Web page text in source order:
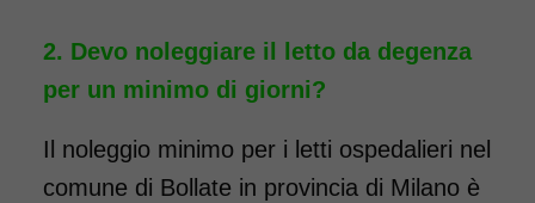
Devo noleggiare il letto da degenza
per un minimo di giorni?
Il noleggio minimo per i letti ospedalieri nel
comune di Bollate in provincia di Milano è